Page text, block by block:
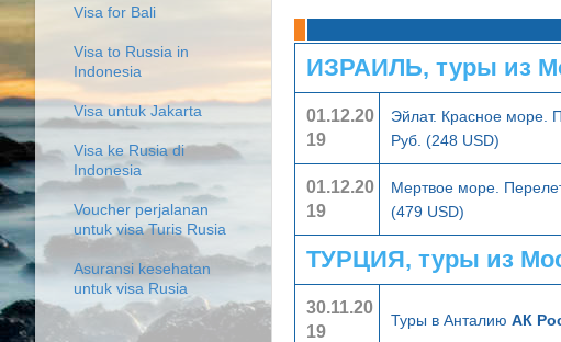
ИЗРАИЛЬ, туры из
01.12.20
19
Эйлат. Красное море.
Руб. (248 USD)
01.12.20
19
Мертвое море.
(479 USD)
ТУРЦИЯ, туры из
30.11.20
19
Туры в Анталию АК
Visa for Bali
Visa to Russia in
Indonesia
Visa untuk Jakarta
Visa ke Rusia di
Indonesia
Voucher perjalanan
untuk visa Turis Rusia
Asuransi kesehatan
untuk visa Rusia